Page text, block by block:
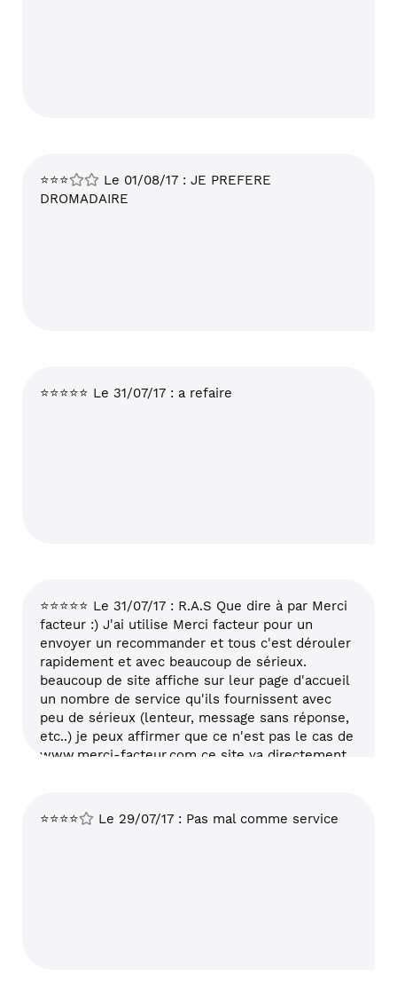
⭐⭐⭐
Le 01/08/17 : JE PREFERE
DROMADAIRE
⭐⭐⭐⭐⭐ Le 31/07/17 : a refaire
⭐⭐⭐⭐⭐ Le 31/07/17 : R.A.S Que dire à par Merci
facteur :) J'ai utilise Merci facteur pour un
envoyer un recommander et tous c'est dérouler
rapidement et avec beaucoup de sérieux.
beaucoup de site affiche sur leur page d'accueil
un nombre de service qu'ils fournissent avec
peu de sérieux (lenteur, message sans réponse,
etc..) je peux affirmer que ce n'est pas le cas de
www.merci-facteur.com ce site va directement
⭐⭐⭐⭐ Le 29/07/17 : Pas mal comme service